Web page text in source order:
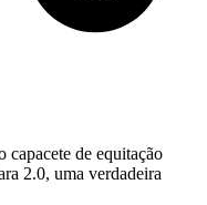
capacete de equitação
2.0, uma verdadeira